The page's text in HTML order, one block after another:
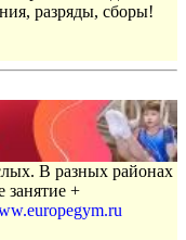
разряды, сборы!
В разных районах
занятие +